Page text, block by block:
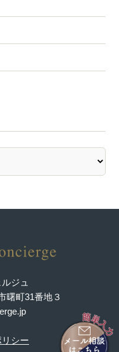
ジュ
曙町31番地３
シー